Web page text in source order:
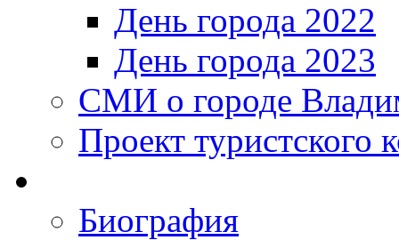
День города 2022
День города 2023
СМИ о городе
Проект туристского
Биография